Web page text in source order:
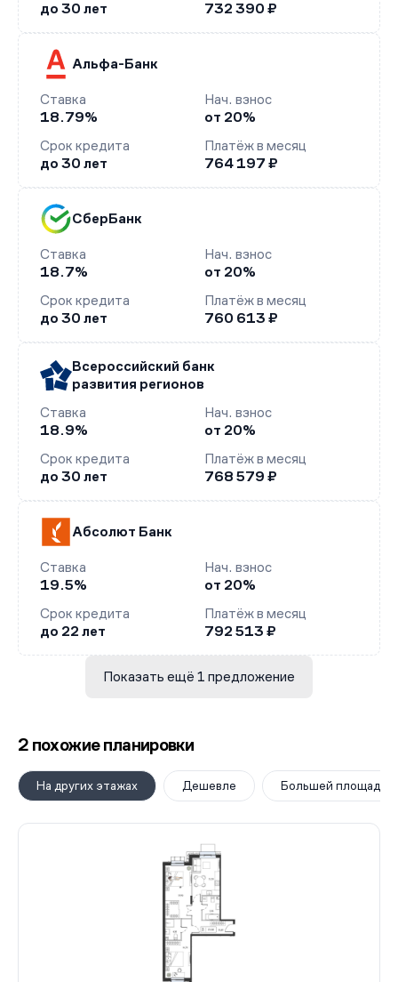
до 30 лет
732 390 ₽
Альфа-Банк
Ставка
18.79%
Нач. взнос
от 20%
Срок кредита
до 30 лет
Платёж в месяц
764 197 ₽
СберБанк
Ставка
18.7%
Нач. взнос
от 20%
Срок кредита
до 30 лет
Платёж в месяц
760 613 ₽
Всероссийский банк
развития регионов
Ставка
18.9%
Нач. взнос
от 20%
Срок кредита
до 30 лет
Платёж в месяц
768 579 ₽
Абсолют Банк
Ставка
19.5%
Нач. взнос
от 20%
Срок кредита
до 22 лет
Платёж в месяц
792 513 ₽
Показать ещё 1 предложение
2 похожие планировки
На других этажах Дешевле Большей площади